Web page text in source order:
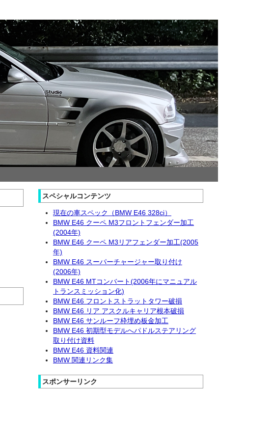
スペシャルコンテンツ
現在の車スペック（BMW E46 328ci）
BMW E46 クーペ M3フロントフェンダー加工
(2004年)
BMW E46 クーペ M3リアフェンダー加工(2005
年)
BMW E46 スーパーチャージャー取り付け
(2006年)
BMW E46 MTコンバート(2006年にマニュアル
トランスミッション化)
BMW E46 フロントストラットタワー破損
BMW E46 リア アスクルキャリア根本破損
BMW E46 サンルーフ枠埋め板金加工
BMW E46 初期型モデルへパドルステアリング
取り付け資料
BMW E46 資料関連
BMW 関連リンク集
スポンサーリンク